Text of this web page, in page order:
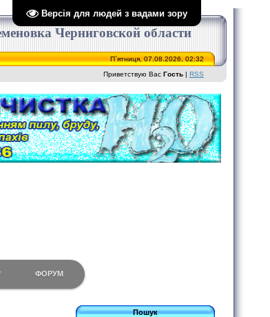
Версія для людей з вадами зору
Черниговской области
П`ятниця, 07.08.2026, 02:32
Приветствую Вас Гость | RSS
ФОРУМ
Пошук